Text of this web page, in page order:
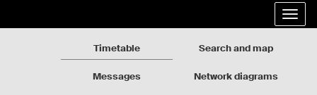
the
Timetable Search and map
Messages Network diagrams